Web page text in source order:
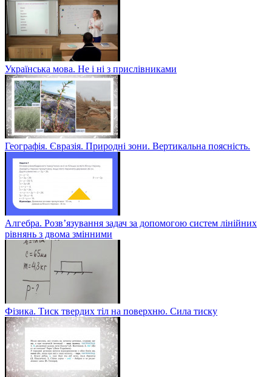
Українська мова. Не і ні з прислівниками
Географія. Євразія. Природні зони. Вертикальна поясність.
Алгебра. Розв’язування задач за допомогою систем лінійних
рівнянь з двома змінними
Фізика. Тиск твердих тіл на поверхню. Сила тиску